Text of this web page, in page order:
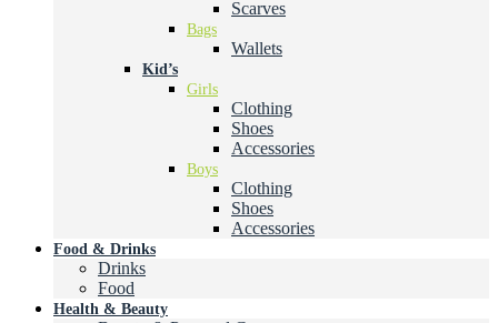
Scarves
Bags
Wallets
Kid’s
Girls
Clothing
Shoes
Accessories
Boys
Clothing
Shoes
Accessories
Food & Drinks
Drinks
Food
Health & Beauty